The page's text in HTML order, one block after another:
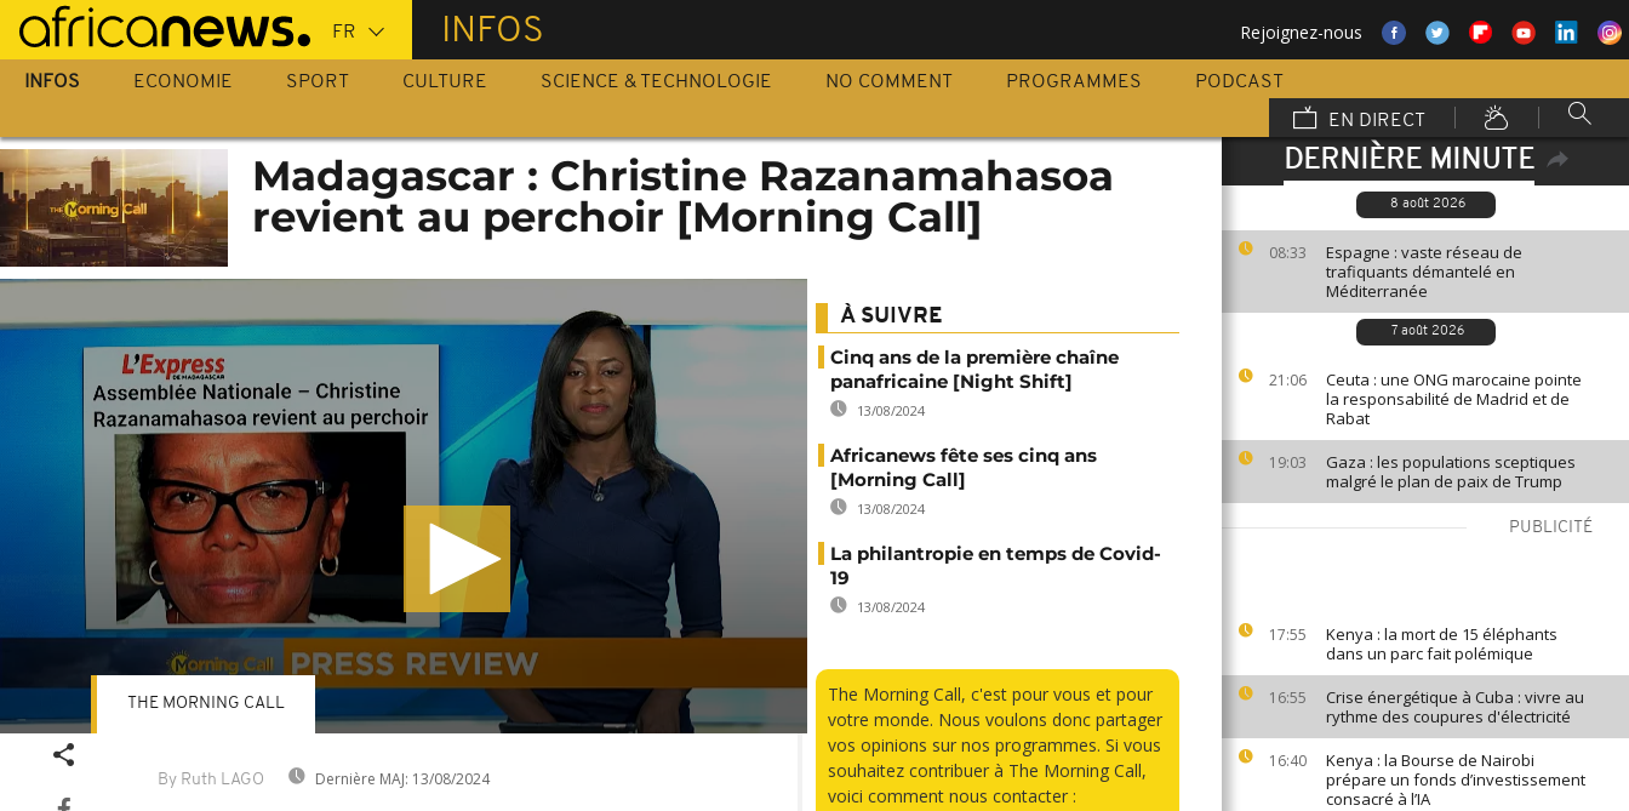
Passer
au
contenu
INFOS Rejoignez-nous
INFOS ECONOMIE SPORT CULTURE SCIENCE & TECHNOLOGIE NO COMMENT PROGRAMMES
PODCAST
EN DIRECT
DERNIÈRE MINUTE
8 août 2026
08:33
Espagne : vaste réseau de
trafiquants démantelé en
Méditerranée
7 août 2026
21:06
Ceuta : une ONG marocaine pointe
la responsabilité de Madrid et de
Rabat
19:03
Gaza : les populations sceptiques
malgré le plan de paix de Trump
PUBLICITÉ
17:55
Kenya : la mort de 15 éléphants
dans un parc fait polémique
16:55
Crise énergétique à Cuba : vivre au
rythme des coupures d'électricité
16:40
Kenya : la Bourse de Nairobi
prépare un fonds d’investissement
consacré à l’IA
Madagascar : Christine Razanamahasoa
revient au perchoir [Morning Call]
By Ruth LAGO Dernière MAJ: 13/08/2024
THE MORNING CALL
À SUIVRE
Cinq ans de la première chaîne
panafricaine [Night Shift]
13/08/2024
Africanews fête ses cinq ans
[Morning Call]
13/08/2024
La philantropie en temps de Covid-
19
13/08/2024
The Morning Call, c'est pour vous et pour
votre monde. Nous voulons donc partager
vos opinions sur nos programmes. Si vous
souhaitez contribuer à The Morning Call,
voici comment nous contacter :